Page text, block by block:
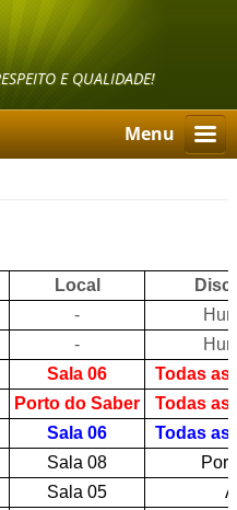
E QUALIDADE!
Menu
Local
-
-
Sala 06
Todas as
Porto do Saber
Todas as
Sala 06
Todas as
Sala 08
Sala 05